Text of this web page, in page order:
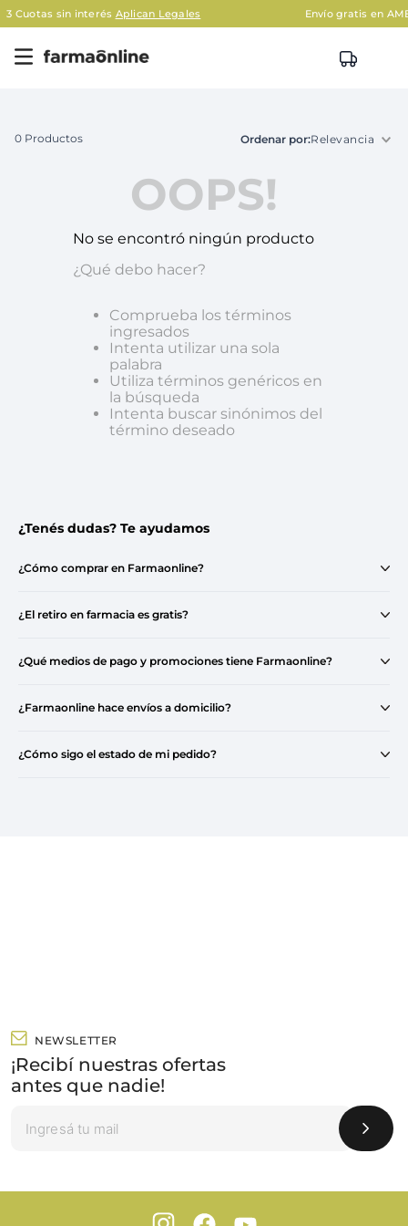
interés Aplican Legales Envío gratis en AMBA en
0 Productos Relevancia
OOPS!
No se encontró ningún producto
¿Qué debo hacer?
Comprueba los términos
ingresados
Intenta utilizar una sola
palabra
Utiliza términos genéricos en
la búsqueda
Intenta buscar sinónimos del
término deseado
¿Tenés dudas? Te ayudamos
¿Cómo comprar en Farmaonline?
¿El retiro en farmacia es gratis?
¿Qué medios de pago y promociones tiene Farmaonline?
¿Farmaonline hace envíos a domicilio?
¿Cómo sigo el estado de mi pedido?
NEWSLETTER
¡Recibí nuestras ofertas
antes que nadie!